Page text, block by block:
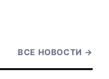
ВСЕ НОВОСТИ →